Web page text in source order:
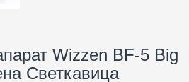
Wizzen BF-5 Big
Светкавица